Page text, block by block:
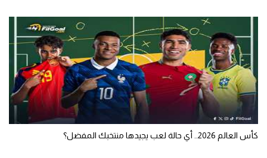
كأس العالم 2026.. أي حالة لعب يجيدها منتخبك المفضل؟